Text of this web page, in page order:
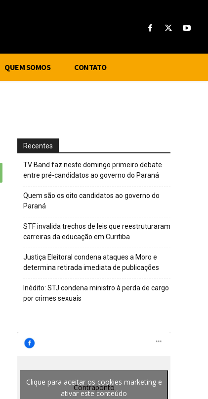
QUEM SOMOS CONTATO
Recentes
TV Band faz neste domingo primeiro debate
entre pré-candidatos ao governo do Paraná
Quem são os oito candidatos ao governo do
Paraná
STF invalida trechos de leis que reestruturaram
carreiras da educação em Curitiba
Justiça Eleitoral condena ataques a Moro e
determina retirada imediata de publicações
Inédito: STJ condena ministro à perda de cargo
por crimes sexuais
Contraponto
Clique para aceitar os cookies marketing e
ativar este conteúdo